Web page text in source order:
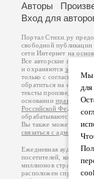
Мы
Авторы
Вход для
Портал Стихи.ру
свободной публикации
сети Интернет на
Все авторские права
и охраняются законом
только с согласия его
обратиться на его
тексты произведений
основанииправил
Российской Федерации
обрабатываются на
Вы также можете
связаться с
Ежедневная аудитория
посетителей, которые
миллионов страниц по
расположен справа от